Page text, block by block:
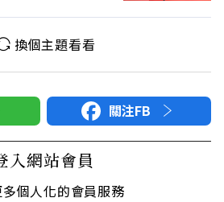
換個主題看看
關注FB
入網站會員
個人化的會員服務